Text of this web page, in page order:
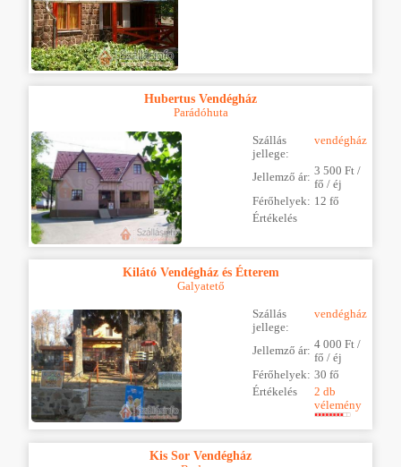
Hubertus Vendégház
Parádóhuta
Szállás
jellege:
vendégház
Jellemző ár: 3 500 Ft /
fő / éj
Férőhelyek: 12 fő
Értékelés
Kilátó Vendégház és Étterem
Galyatető
Szállás
jellege:
vendégház
Jellemző ár: 4 000 Ft /
fő / éj
Férőhelyek: 30 fő
Értékelés
2 db
vélemény
Kis Sor Vendégház